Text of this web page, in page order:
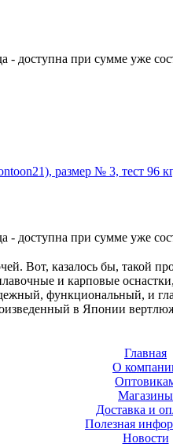
- доступна при сумме уже
размер № 3, тест 96
- доступна при сумме уже
Вот, казалось бы, такой
и карповые
функциональный, и
в Японии
Главная
О
Магазины
Доставка и
Полезная
Новости